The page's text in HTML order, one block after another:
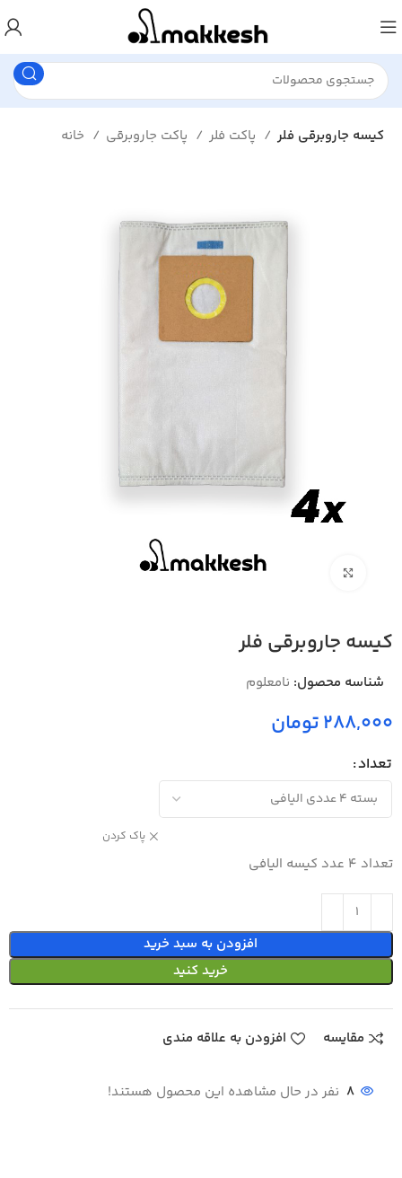
کیسه جاروبرقی فلر
بزرگنمایی تصویر
کیسه جاروبرقی فلر
شناسه محصول: نامعلوم
288,000 تومان
تعداد
پاک کردن
تعداد 4 عدد کیسه الیافی
افزودن به سبد خرید
خرید کنید
مقایسه افزودن به علاقه مندی
8 نفر در حال مشاهده این محصول هستند!